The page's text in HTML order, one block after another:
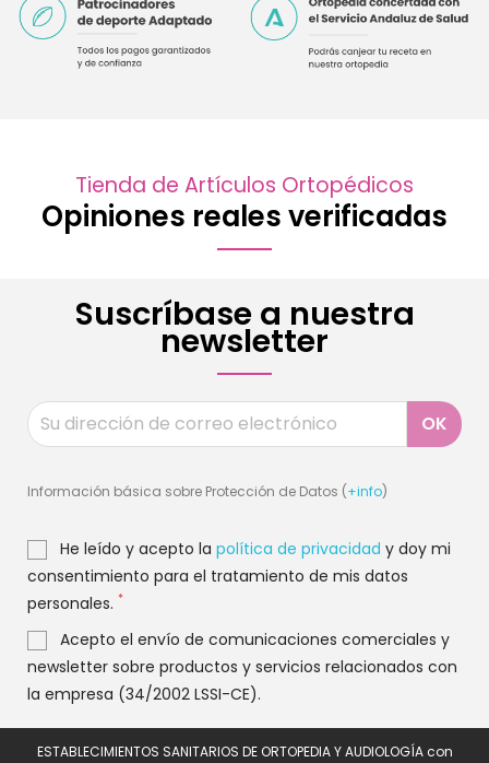
Tienda de Artículos Ortopédicos
Opiniones reales verificadas
Suscríbase a nuestra
newsletter
Información básica sobre Protección de Datos (+info)
He leído y acepto la política de privacidad y doy mi
consentimiento para el tratamiento de mis datos
personales. *
Acepto el envío de comunicaciones comerciales y
newsletter sobre productos y servicios relacionados con
la empresa (34/2002 LSSI-CE).
ESTABLECIMIENTOS SANITARIOS DE ORTOPEDIA Y AUDIOLOGÍA con